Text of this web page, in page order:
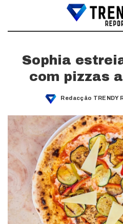
Sophia
com pizzas
Posted
Redacção TRENDY